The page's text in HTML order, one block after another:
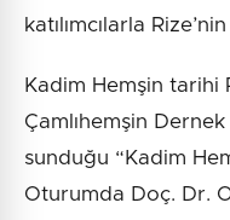
katılımcılarla
Kadim Hemşin tarihi
Çamlıhemşin Dernek
sunduğu “Kadim
Oturumda Doç. Dr.